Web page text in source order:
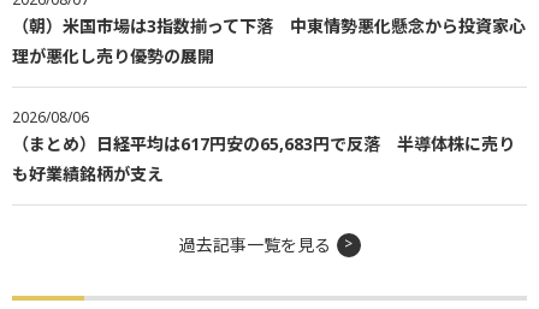
（朝）米国市場は3指数揃って下落 中東情勢悪化懸念から投資家心
理が悪化し売り優勢の展開
2026/08/06
（まとめ）日経平均は617円安の65,683円で反落 半導体株に売り
も好業績銘柄が支え
過去記事一覧を見る